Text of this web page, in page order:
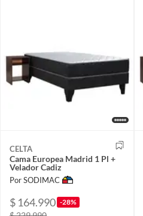
CELTA
Cama Europea Madrid 1 Pl +
Velador Cadiz
Por SODIMAC
$ 164.990 -28%